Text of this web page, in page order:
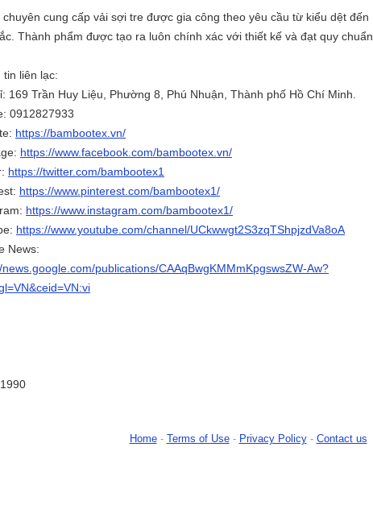
chuyên cung cấp vải sợi tre được gia công theo yêu cầu từ kiểu dệt đến
Thành phẩm được tạo ra luôn chính xác với thiết kế và đạt quy chuẩn
tin liên lạc:
169 Trần Huy Liệu, Phường 8, Phú Nhuận, Thành phố Hồ Chí Minh.
0912827933
https://bambootex.vn/
https://www.facebook.com/bambootex.vn/
https://twitter.com/bambootex1
https://www.pinterest.com/bambootex1/
https://www.instagram.com/bambootex1/
https://www.youtube.com/channel/UCkwwgt2S3zqTShpjzdVa8oA
News:
news.google.com/publications/CAAqBwgKMMmKpgswsZW-Aw?
Home- Terms of Use- Privacy Policy- Contact us